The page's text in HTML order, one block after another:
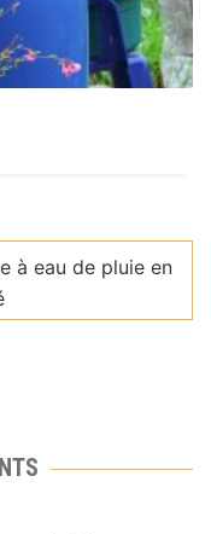
à eau de pluie en